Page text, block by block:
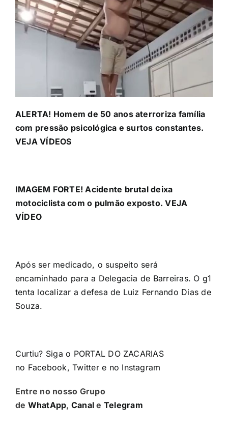
ALERTA! Homem de 50 anos aterroriza família
com pressão psicológica e surtos constantes.
VEJA VÍDEOS
IMAGEM FORTE! Acidente brutal deixa
motociclista com o pulmão exposto. VEJA
VÍDEO
Após ser medicado, o suspeito será
encaminhado para a Delegacia de Barreiras. O g1
tenta localizar a defesa de Luiz Fernando Dias de
Souza.
Curtiu? Siga o PORTAL DO ZACARIAS
no Facebook,Twittere no Instagram
Entre no nosso Grupo
de WhatApp, Canal e Telegram